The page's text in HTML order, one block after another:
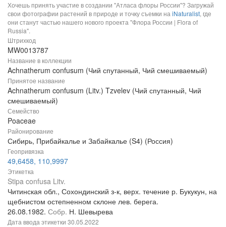
Хочешь принять участие в создании "Атласа флоры России"? Загружай
свои фотографии растений в природе и точку съемки наiNaturalist, где
они станут частью нашего нового проекта "Флора России | Flora of
Russia".
Штрихкод
MW0013787
Название в коллекции
Achnatherum confusum (Чий спутанный, Чий смешиваемый)
Принятое название
Achnatherum confusum (Litv.) Tzvelev (Чий спутанный, Чий
смешиваемый)
Семейство
Poaceae
Районирование
Сибирь, Прибайкалье и Забайкалье (S4) (Россия)
Геопривязка
49,6458, 110,9997
Этикетка
Stipa confusa Litv.
Читинская обл., Сохондинский з-к, верх. течение р. Букукун, на
щебнистом остепненном склоне лев. берега.
26.08.1982. Собр. Н. Шевырева
Дата ввода этикетки 30.05.2022